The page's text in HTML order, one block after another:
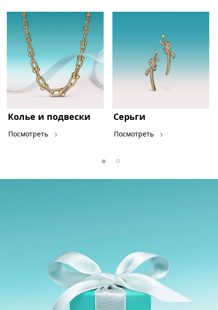
Колье и подвески
Посмотреть
Серьги
Посмотреть